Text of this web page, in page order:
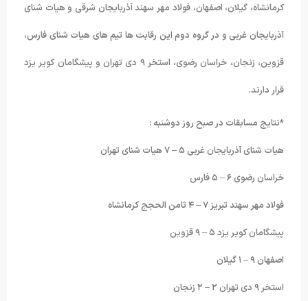
کرمانشاه، گیلان، اصفهان، فولاد مهر سهند آذربایجان شرقی و هیات شنای
آذربایجان غربی و در گروه دوم این رقابت ها تیم های هیات شنای فارس،
قزوین، زنجان، خراسان رضوی، استخر ۹ دی تهران و پیشگامان کویر یزد
قرار دارند.
*نتایج مسابقات در صبح روز دوشنبه :
هیات شنای آذربایجان غربی ۵ – ۷ هیات شنای تهران
خراسان رضوی ۶ – ۵ فارس
فولاد مهر سهند تبریز ۷ – ۴ ثامن الحجج کرمانشاه
پیشگامان کویر یزد ۵ – ۹ قزوین
اصفهان ۹ – ۱ گیلان
استخر ۹ دی تهران ۲ – ۲ زنجان